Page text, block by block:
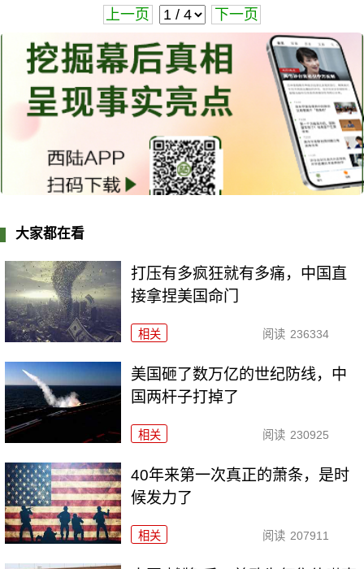
上一页 下一页
大家都在看
打压有多疯狂就有多痛，中国直
接拿捏美国命门
相关 阅读 236334
美国砸了数万亿的世纪防线，中
国两杆子打掉了
相关 阅读 230925
40年来第一次真正的萧条，是时
候发力了
相关 阅读 207911